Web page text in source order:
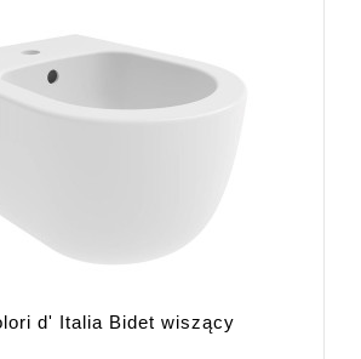
d' Italia Bidet wiszący